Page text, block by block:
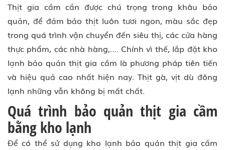
Thịt gia cầm cần được chú trọng trong khâu bảo
quản, để đảm bảo thịt luôn tươi ngon, màu sắc đẹp
trong quá trình vận chuyển đến siêu thị, các cửa hàng
thực phẩm, các nhà hàng,…. Chính vì thế, lắp đặt kho
lạnh bảo quản thịt gia cầm là phương pháp tiên tiến
và hiệu quả cao nhất hiện nay. Thịt gà, vịt dù đông
lạnh những vẫn không bị mất chất.
Quá trình bảo quản thịt gia cầm
bằng kho lạnh
Để có thể sử dụng kho lạnh bảo quản thịt gia cầm